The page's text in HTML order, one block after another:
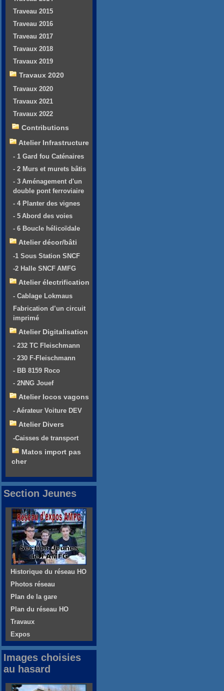
Traveau 2015
Traveau 2016
Traveau 2017
Travaux 2018
Travaux 2019
Travaux 2020
Travaux 2020
Travaux 2021
Travaux 2022
Contributions
Atelier Infrastructure
- 1 Gard fou Caténaires
- 2 Murs et murets bâtis
- 3 Aménagement d'un
double pont ferroviaire
- 4 Planter des vignes
- 5 Abord des voies
- 6 Boucle hélicoïdale
Atelier décor/bâti
-1 Sous Station SNCF
-2 Halle SNCF AMFG
Atelier électrification
- Cablage Lokmaus
Fabrication d’un circuit
imprimé
Atelier Digitalisation
- 232 TC Fleischmann
- 230 F-Fleischmann
- BB 8159 Roco
- 2NNG Jouef
Atelier locos vagons
- Aérateur Voiture DEV
Atelier Divers
-Caisses de transport
Matos import pas
cher
Section Jeunes
Historique du réseau HO
Photos réseau
Plan de la gare
Plan du réseau HO
Travaux
Expos
Images choisies
au hasard